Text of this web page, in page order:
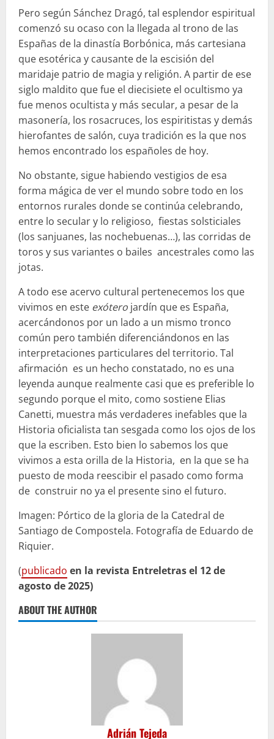
Pero según Sánchez Dragó, tal esplendor espiritual
comenzó su ocaso con la llegada al trono de las
Españas de la dinastía Borbónica, más cartesiana
que esotérica y causante de la escisión del
maridaje patrio de magia y religión. A partir de ese
siglo maldito que fue el diecisiete el ocultismo ya
fue menos ocultista y más secular, a pesar de la
masonería, los rosacruces, los espiritistas y demás
hierofantes de salón, cuya tradición es la que nos
hemos encontrado los españoles de hoy.
No obstante, sigue habiendo vestigios de esa
forma mágica de ver el mundo sobre todo en los
entornos rurales donde se continúa celebrando,
entre lo secular y lo religioso, fiestas solsticiales
(los sanjuanes, las nochebuenas…), las corridas de
toros y sus variantes o bailes ancestrales como las
jotas.
A todo ese acervo cultural pertenecemos los que
vivimos en este exótero jardín que es España,
acercándonos por un lado a un mismo tronco
común pero también diferenciándonos en las
interpretaciones particulares del territorio. Tal
afirmación es un hecho constatado, no es una
leyenda aunque realmente casi que es preferible lo
segundo porque el mito, como sostiene Elias
Canetti, muestra más verdaderes inefables que la
Historia oficialista tan sesgada como los ojos de los
que la escriben. Esto bien lo sabemos los que
vivimos a esta orilla de la Historia, en la que se ha
puesto de moda reescibir el pasado como forma
de construir no ya el presente sino el futuro.
Imagen: Pórtico de la gloria de la Catedral de
Santiago de Compostela. Fotografía de Eduardo de
Riquier.
(publicado en la revista Entreletras el 12 de
agosto de 2025)
ABOUT THE AUTHOR
Adrián Tejeda